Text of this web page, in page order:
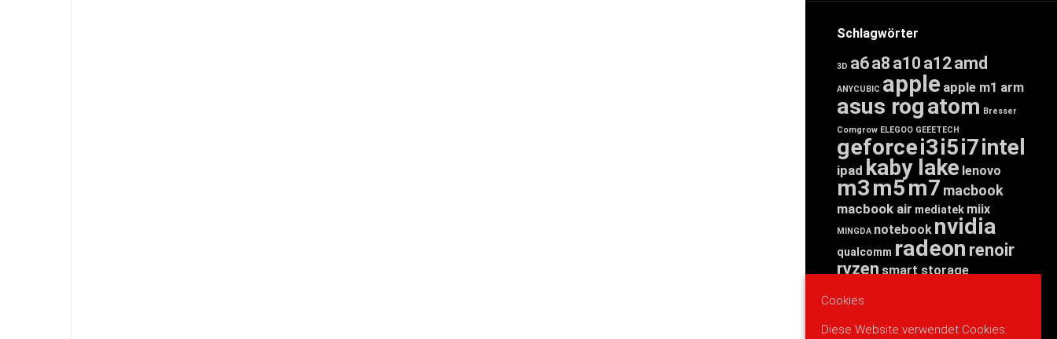
Schlagwörter
3D a6a8 a10 a12amd
ANYCUBIC apple apple m1 arm
asus rogatom Bresser
Comgrow ELEGOO GEEETECH
geforcei3i5i7intel
ipad kaby lake lenovo
m3m5m7 macbook
macbook air mediatek miix
MINGDA notebook nvidia
qualcomm radeon renoir
ryzensmart storage
threadripper
Cookies
Diese Website verwendet Cookies: